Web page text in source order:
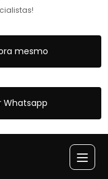
mesmo
Whatsapp